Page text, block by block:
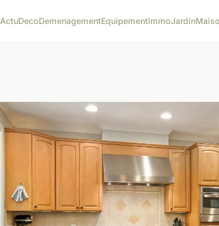
ActuDecoDemenagementEquipementImmoJardin